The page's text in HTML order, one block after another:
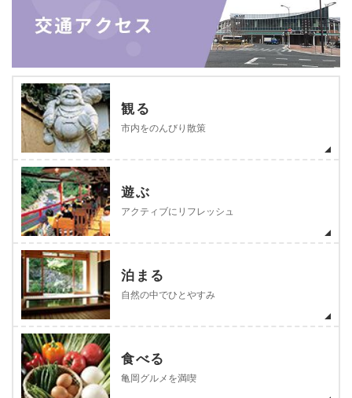
観る
市内をのんびり散策
遊ぶ
アクティブにリフレッシュ
泊まる
自然の中でひとやすみ
食べる
亀岡グルメを満喫